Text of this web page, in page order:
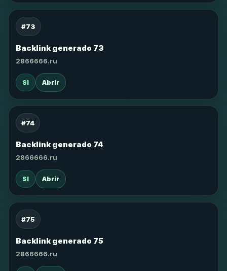
#73
Backlink generado 73
2866666.ru
SI Abrir
#74
Backlink generado 74
2866666.ru
SI Abrir
#75
Backlink generado 75
2866666.ru